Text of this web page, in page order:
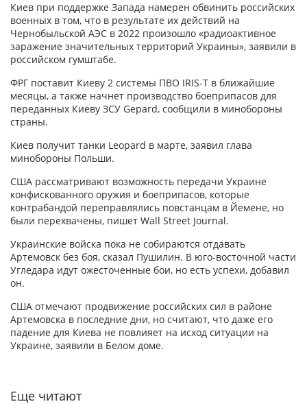
Киев при поддержке Запада намерен обвинить российских
военных в том, что в результате их действий на
Чернобыльской АЭС в 2022 произошло «радиоактивное
заражение значительных территорий Украины», заявили в
российском гумштабе.
ФРГ поставит Киеву 2 системы ПВО IRIS-T в ближайшие
месяцы, а также начнет производство боеприпасов для
переданных Киеву ЗСУ Gepard, сообщили в минобороны
страны.
Киев получит танки Leopard в марте, заявил глава
минобороны Польши.
США рассматривают возможность передачи Украине
конфискованного оружия и боеприпасов, которые
контрабандой переправлялись повстанцам в Йемене, но
были перехвачены, пишет Wall Street Journal.
Украинские войска пока не собираются отдавать
Артемовск без боя, сказал Пушилин. В юго-восточной части
Угледара идут ожесточенные бои, но есть успехи, добавил
он.
США отмечают продвижение российских сил в районе
Артемовска в последние дни, но считают, что даже его
падение для Киева не повлияет на исход ситуации на
Украине, заявили в Белом доме.
Еще читают